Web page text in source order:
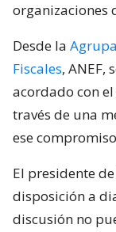
organizaciones
Desde la
Fiscales, ANEF,
acordado con
través de una
ese
El presidente de
disposición a
discusión no